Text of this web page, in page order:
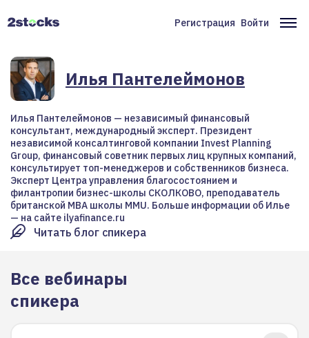
Меню
записи
Регистрация Войти
Илья Пантелеймонов
Илья Пантелеймонов — независимый финансовый
консультант, международный эксперт. Президент
независимой консалтинговой компании Invest Planning
Group, финансовый советник первых лиц крупных компаний,
консультирует топ-менеджеров и собственников бизнеса.
Эксперт Центра управления благосостоянием и
филантропии бизнес-школы СКОЛКОВО, преподаватель
британской MBA школы MMU. Больше информации об Илье
— на сайте ilyafinance.ru
Читать блог спикера
Все вебинары
спикера